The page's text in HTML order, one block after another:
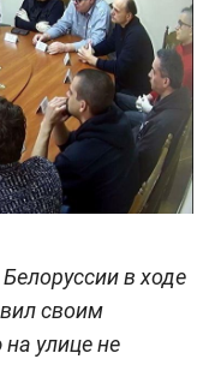
в ходе
своим
улице не